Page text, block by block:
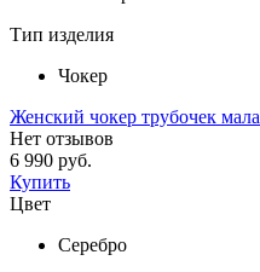
Тип изделия
Чокер
Женский чокер трубочек
Нет отзывов
6 990 руб.
Купить
Цвет
Серебро